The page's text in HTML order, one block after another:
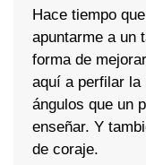
Hace tiempo
apuntarme a un
forma de
aquí a perfilar
ángulos que un
enseñar. Y
de coraje.